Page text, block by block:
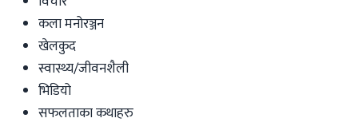
कला मनोरञ्जन
खेलकुद
स्वास्थ्य/जीवनशैली
भिडियो
सफलताका कथाहरु